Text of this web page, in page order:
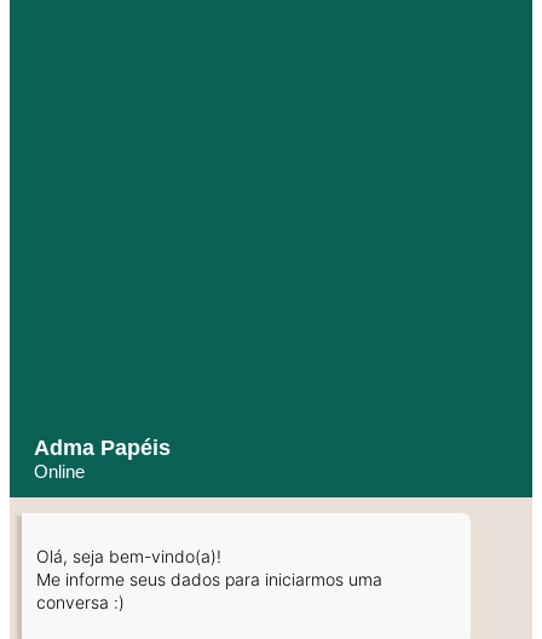
Adma Papéis
Online
Olá, seja bem-vindo(a)!
Me informe seus dados para iniciarmos uma
conversa :)